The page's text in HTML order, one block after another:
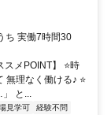
ち 実働7時間30
メPOINT】 ⭐時
理なく働ける♪ ⭐
と...
見学可 経験不問